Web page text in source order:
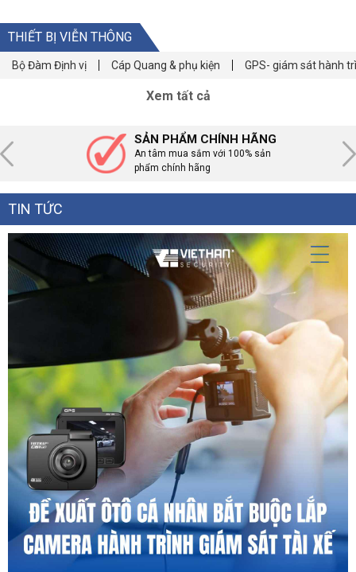
THIẾT BỊ VIỄN THÔNG
Bộ Đàm Định vị Cáp Quang & phụ kiện GPS- giám sát hành
Xem tất cả
SẢN PHẨM CHÍNH HÃNG
An tâm mua sắm với 100% sản
phẩm chính hãng
TIN TỨC